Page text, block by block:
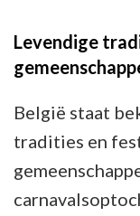
Levendige
België staat
tradities en